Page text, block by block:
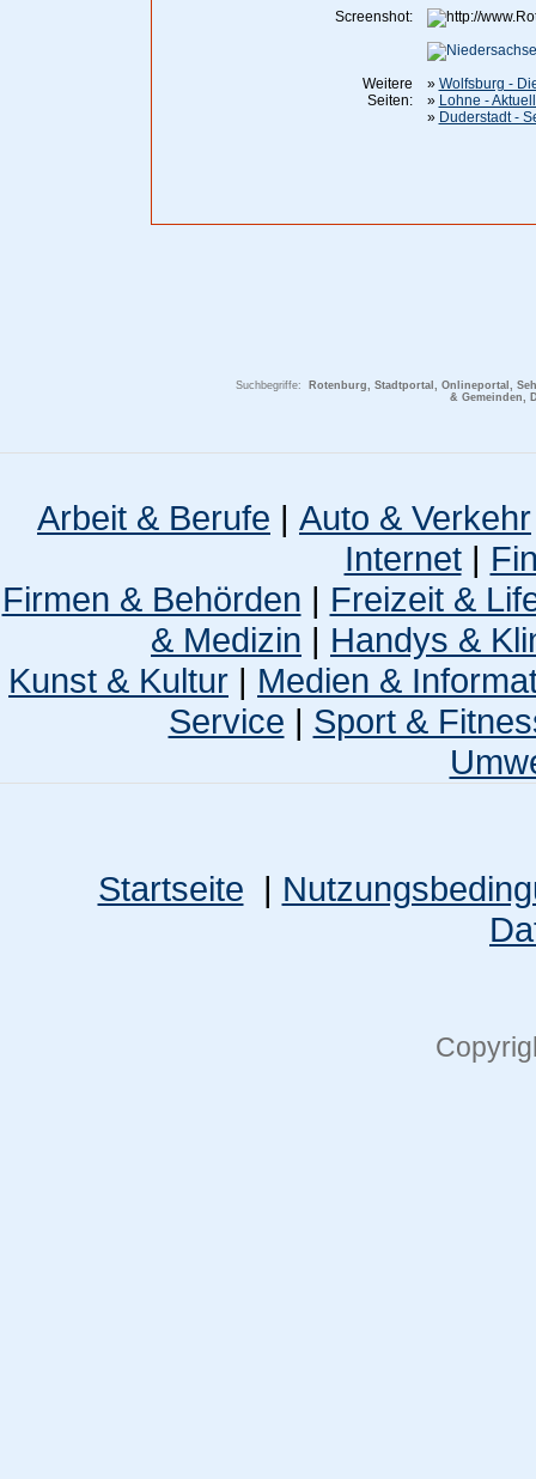
Screenshot:
Weitere
Seiten:
» Wolfsburg -
» Lohne -
» Duderstadt -
Suchbegriffe:
Rotenburg, Stadtportal, Onlineportal,
& Gemeinden,
Arbeit & Berufe | Auto & Verkehr
Internet|
Firmen & Behörden | Freizeit &
& Medizin | Handys &
Kunst & Kultur | Medien &
Service | Sport &
Startseite |